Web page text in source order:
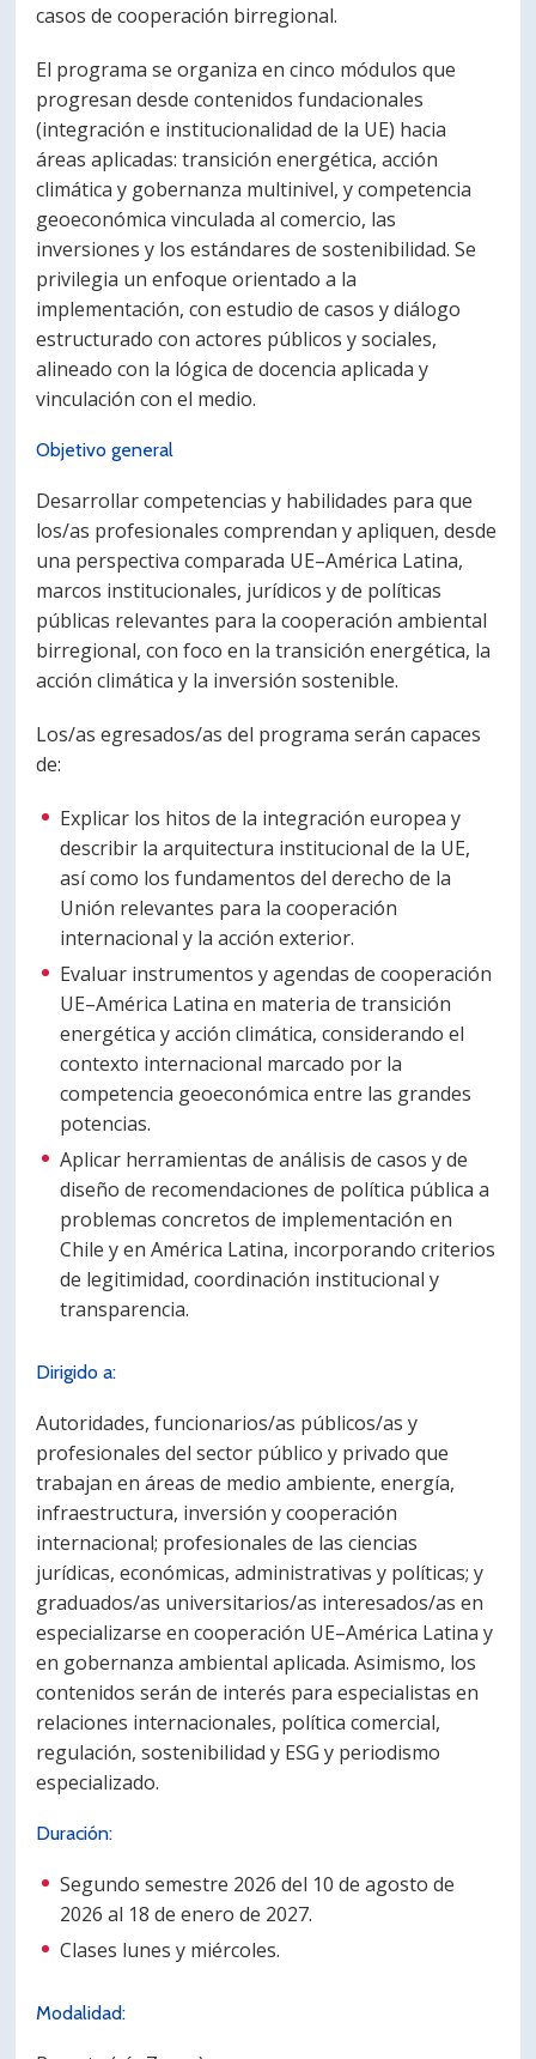
casos de cooperación birregional.
El programa se organiza en cinco módulos que
progresan desde contenidos fundacionales
(integración e institucionalidad de la UE) hacia
áreas aplicadas: transición energética, acción
climática y gobernanza multinivel, y competencia
geoeconómica vinculada al comercio, las
inversiones y los estándares de sostenibilidad. Se
privilegia un enfoque orientado a la
implementación, con estudio de casos y diálogo
estructurado con actores públicos y sociales,
alineado con la lógica de docencia aplicada y
vinculación con el medio.
Objetivo general
Desarrollar competencias y habilidades para que
los/as profesionales comprendan y apliquen, desde
una perspectiva comparada UE–América Latina,
marcos institucionales, jurídicos y de políticas
públicas relevantes para la cooperación ambiental
birregional, con foco en la transición energética, la
acción climática y la inversión sostenible.
Los/as egresados/as del programa serán capaces
de:
Explicar los hitos de la integración europea y
describir la arquitectura institucional de la UE,
así como los fundamentos del derecho de la
Unión relevantes para la cooperación
internacional y la acción exterior.
Evaluar instrumentos y agendas de cooperación
UE–América Latina en materia de transición
energética y acción climática, considerando el
contexto internacional marcado por la
competencia geoeconómica entre las grandes
potencias.
Aplicar herramientas de análisis de casos y de
diseño de recomendaciones de política pública a
problemas concretos de implementación en
Chile y en América Latina, incorporando criterios
de legitimidad, coordinación institucional y
transparencia.
Dirigido a:
Autoridades, funcionarios/as públicos/as y
profesionales del sector público y privado que
trabajan en áreas de medio ambiente, energía,
infraestructura, inversión y cooperación
internacional; profesionales de las ciencias
jurídicas, económicas, administrativas y políticas; y
graduados/as universitarios/as interesados/as en
especializarse en cooperación UE–América Latina y
en gobernanza ambiental aplicada. Asimismo, los
contenidos serán de interés para especialistas en
relaciones internacionales, política comercial,
regulación, sostenibilidad y ESG y periodismo
especializado.
Duración:
Segundo semestre 2026 del 10 de agosto de
2026 al 18 de enero de 2027.
Clases lunes y miércoles.
Modalidad: